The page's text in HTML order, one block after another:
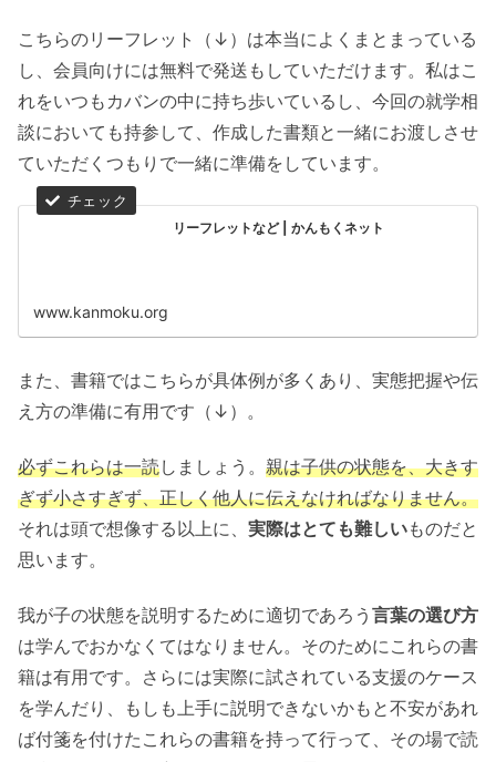
こちらのリーフレット（↓）は本当によくまとまっている
し、会員向けには無料で発送もしていただけます。私はこ
れをいつもカバンの中に持ち歩いているし、今回の就学相
談においても持参して、作成した書類と一緒にお渡しさせ
ていただくつもりで一緒に準備をしています。
リーフレットなど | かんもくネット
www.kanmoku.org
また、書籍ではこちらが具体例が多くあり、実態把握や伝
え方の準備に有用です（↓）。
必ずこれらは一読しましょう。 親は子供の状態を、大きす
ぎず小さすぎず、正しく他人に伝えなければなりません。
それは頭で想像する以上に、 実際はとても難しいものだと
思います。
我が子の状態を説明するために適切であろう 言葉の選び方
は学んでおかなくてはなりません。そのためにこれらの書
籍は有用です。さらには実際に試されている支援のケース
を学んだり、もしも上手に説明できないかもと不安があれ
ば付箋を付けたこれらの書籍を持って行って、その場で読